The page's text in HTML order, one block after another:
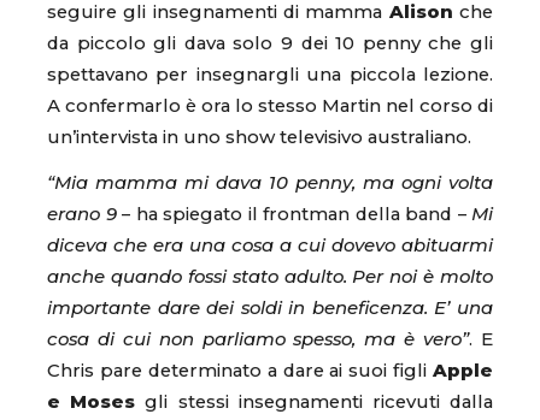
seguire gli insegnamenti di mamma Alison che
da piccolo gli dava solo 9 dei 10 penny che gli
spettavano per insegnargli una piccola lezione.
A confermarlo è ora lo stesso Martin nel corso di
un’intervista in uno show televisivo australiano.
“Mia mamma mi dava 10 penny, ma ogni volta
erano 9– ha spiegato il frontman della band – Mi
diceva che era una cosa a cui dovevo abituarmi
anche quando fossi stato adulto. Per noi è molto
importante dare dei soldi in beneficenza. E’ una
cosa di cui non parliamo spesso, ma è vero”. E
Chris pare determinato a dare ai suoi figli Apple
e Moses gli stessi insegnamenti ricevuti dalla